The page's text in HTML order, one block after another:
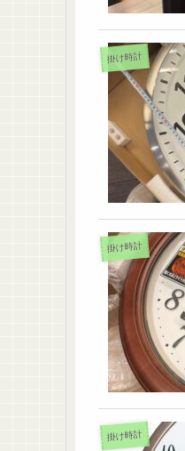
掛け時計
掛け時計
掛け時計